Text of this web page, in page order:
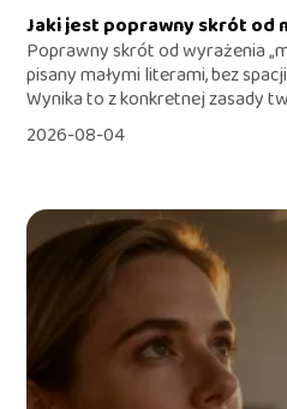
Jaki jest poprawny skrót od
Poprawny skrót od wyrażenia
pisany małymi literami, bez
Wynika to z konkretnej zasady
2026-08-04